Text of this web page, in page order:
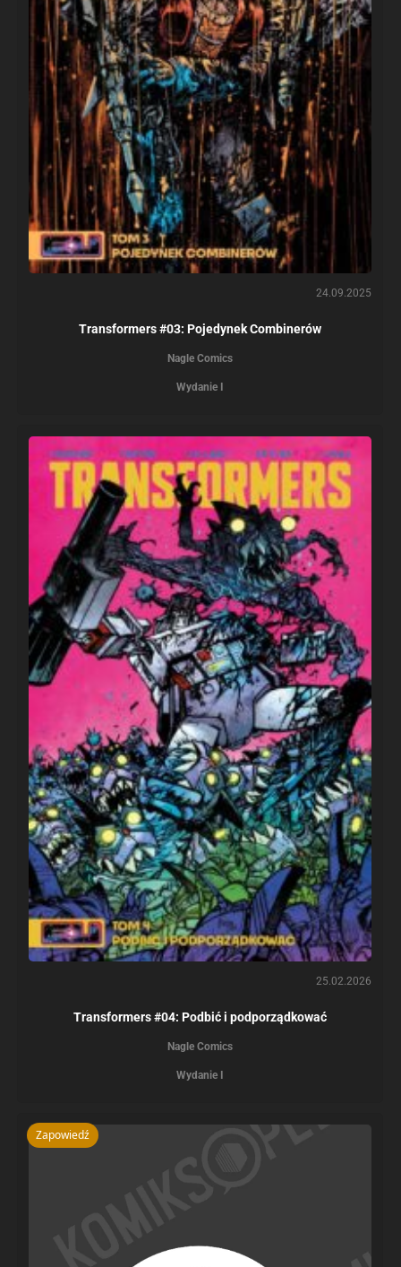
24.09.2025
Transformers #03: Pojedynek Combinerów
Nagle Comics
Wydanie I
25.02.2026
Transformers #04: Podbić i podporządkować
Nagle Comics
Wydanie I
Zapowiedź